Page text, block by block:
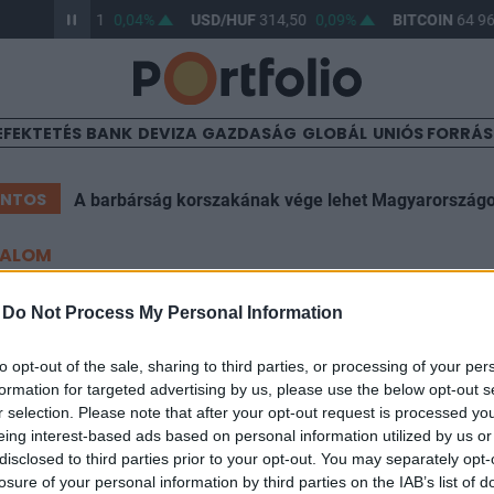
Do Not Process My Personal Information
opt-out of the sale, sharing to third parties, or processing of your
for targeted advertising by us, please use the below opt-out
selection. Please note that after your opt-out request is processed
interest-based ads based on personal information utilized by us
to third parties prior to your opt-out. You may separately
of your personal information by third parties on the IAB’s list of
363,31 0,04% USD/HUF314,50 0,09% BITCOIN64
BANK DEVIZA GAZDASÁG GLOBÁL UNIÓS
A barbárság korszakának vége lehet
meg Dárdaitól, máris egy
száll be a Herthába